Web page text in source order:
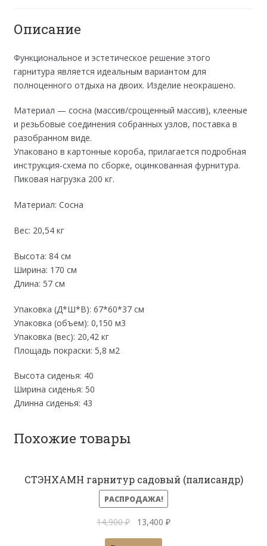
Описание
Функциональное и эстетическое решение этого
гарнитура является идеальным вариантом для
полноценного отдыха на двоих. Изделие неокрашено.
Материал — сосна (массив/срощенный массив), клееные
и резьбовые соединения собранных узлов, поставка в
разобранном виде.
Упаковано в картонные короба, прилагается подробная
инструкция-схема по сборке, оцинкованная фурнитура.
Пиковая нагрузка 200 кг.
Материал: Сосна
Вес: 20,54 кг
Высота: 84 см
Ширина: 170 см
Длина: 57 см
Упаковка (Д*Ш*В): 67*60*37 см
Упаковка (объем): 0,150 м3
Упаковка (вес): 20,42 кг
Площадь покраски: 5,8 м2
Высота сиденья: 40
Ширина сиденья: 50
Длинна сиденья: 43
Похожие товары
СТЭНХАМН гарнитур садовый (палисандр)
РАСПРОДАЖА!
14,900₽
Первоначальная
13,400₽Текущая